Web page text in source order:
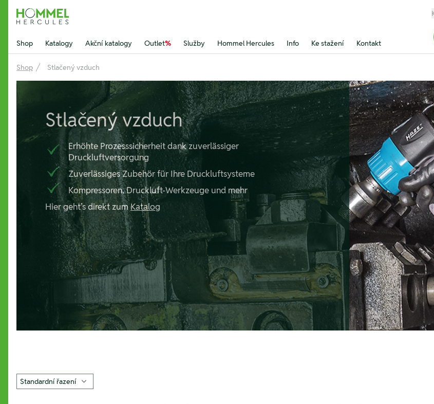
Hommel Hercules
Shop Katalogy Akční katalogy Outlet% Služby Hommel Hercules Info Ke stažení Kontakt
Shop Stlačený vzduch
Stlačený vzduch
Erhöhte Prozesssicherheit dank zuverlässiger
Druckluftversorgung
Zuverlässiges Zubehör für Ihre Druckluftsysteme
Kompressoren, Druckluft-Werkzeuge und mehr
Hier geht’s direkt zumKatalog